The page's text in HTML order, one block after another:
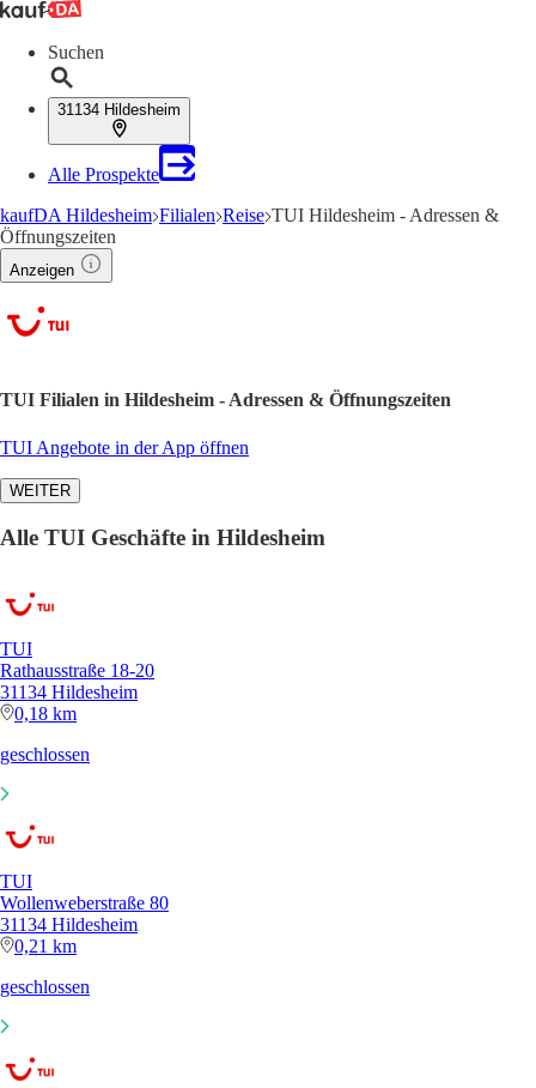
Suchen
31134 Hildesheim
Alle Prospekte
kaufDA Hildesheim Filialen Reise TUI Hildesheim - Adressen &
Öffnungszeiten
Anzeigen
TUI Filialen in Hildesheim - Adressen & Öffnungszeiten
TUI Angebote in der App öffnen
WEITER
Alle TUI Geschäfte in Hildesheim
TUI
Rathausstraße 18-20
31134 Hildesheim
0,18 km
geschlossen
TUI
Wollenweberstraße 80
31134 Hildesheim
0,21 km
geschlossen